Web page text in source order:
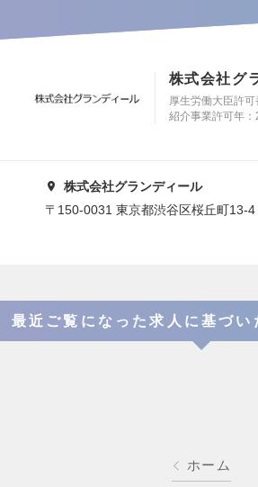
株式会社グ
厚生労働大臣許
紹介事業許可年
株式会社グランディール
〒150-0031 東京都渋谷区桜丘町13-
最近ご覧になった求人に基づい
ホーム